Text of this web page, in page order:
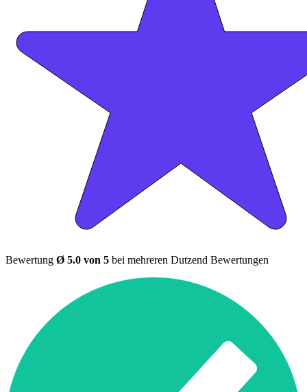
Bewertung Ø 5.0 von 5 bei mehreren Dutzend Bewertungen